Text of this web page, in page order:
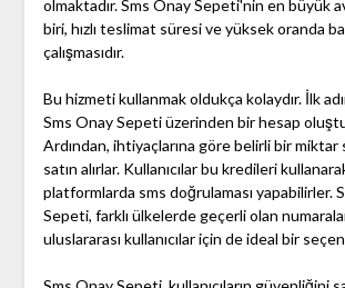
olmaktadır. Sms Onay Sepeti'nin en büyük
biri, hızlı teslimat süresi ve yüksek oranda
çalışmasıdır.
Bu hizmeti kullanmak oldukça kolaydır. İlk
Sms Onay Sepeti üzerinden bir hesap
Ardından, ihtiyaçlarına göre belirli bir miktar
satın alırlar. Kullanıcılar bu kredileri
platformlarda sms doğrulaması yapabilirler.
Sepeti, farklı ülkelerde geçerli olan
uluslararası kullanıcılar için de ideal bir